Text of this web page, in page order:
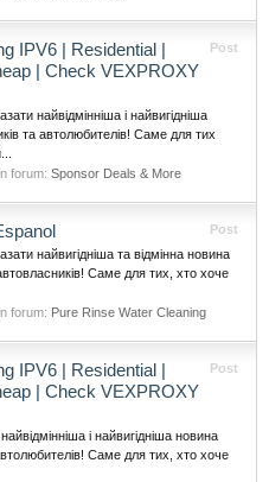
Post
IPV6 | Residential |
| Check VEXPROXY
найвідмінніша і найвигідніша
та автолюбителів! Саме для тих
forum: Sponsor Deals & More
Post
найвигідніша та відмінна новина
Саме для тих, хто хоче
forum: Pure Rinse Water Cleaning
Post
IPV6 | Residential |
| Check VEXPROXY
і найвигідніша новина
Саме для тих, хто хоче